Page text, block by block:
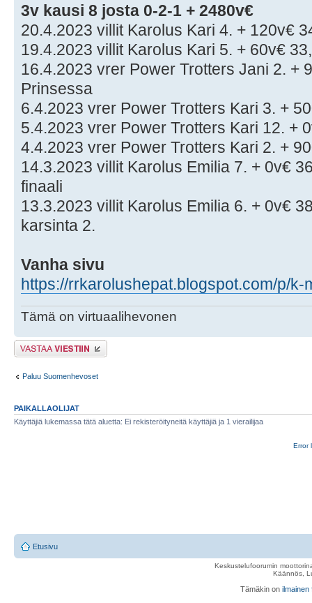
3v kausi 8 josta 0-2-1 + 2480v€
20.4.2023 villit Karolus Kari 4. + 120v€
19.4.2023 villit Karolus Kari 5. + 60v€
16.4.2023 vrer Power Trotters Jani 2. +
Prinsessa
6.4.2023 vrer Power Trotters Kari 3. +
5.4.2023 vrer Power Trotters Kari 12. +
4.4.2023 vrer Power Trotters Kari 2. +
14.3.2023 villit Karolus Emilia 7. + 0v€
finaali
13.3.2023 villit Karolus Emilia 6. + 0v€
karsinta 2.
Vanha sivu
https://rrkarolushepat.blogspot.com/p/k-
Tämä on virtuaalihevonen
Lähetä vastaus
Paluu Suomenhevoset
PAIKALLAOLIJAT
Käyttäjiä lukemassa tätä aluetta: Ei rekisteröityneitä käyttäjiä ja 1 vierailijaa
Error
Etusivu
Keskustelufoorumin
Käännös,
Tämäkin on ilmainen